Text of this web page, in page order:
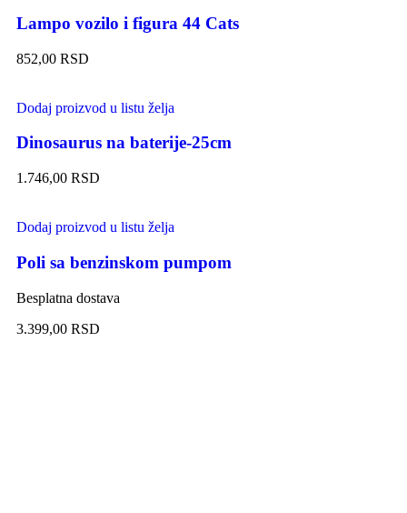
Lampo vozilo i figura 44 Cats
852,00 RSD
Dodaj proizvod u listu želja
Dinosaurus na baterije-25cm
1.746,00 RSD
Dodaj proizvod u listu želja
Poli sa benzinskom pumpom
Besplatna dostava
3.399,00 RSD